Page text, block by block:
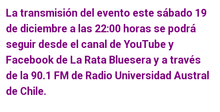
La transmisión del evento este sábado 19
de diciembre a las 22:00 horas se podrá
seguir desde el canal de YouTube y
Facebook de La Rata Bluesera y a través
de la 90.1 FM de Radio Universidad Austral
de Chile.